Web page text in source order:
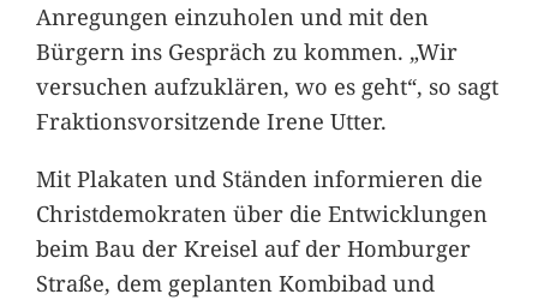
Anregungen einzuholen und mit den
Bürgern ins Gespräch zu kommen. „Wir
versuchen aufzuklären, wo es geht“, so sagt
Fraktionsvorsitzende Irene Utter.
Mit Plakaten und Ständen informieren die
Christdemokraten über die Entwicklungen
beim Bau der Kreisel auf der Homburger
Straße, dem geplanten Kombibad und